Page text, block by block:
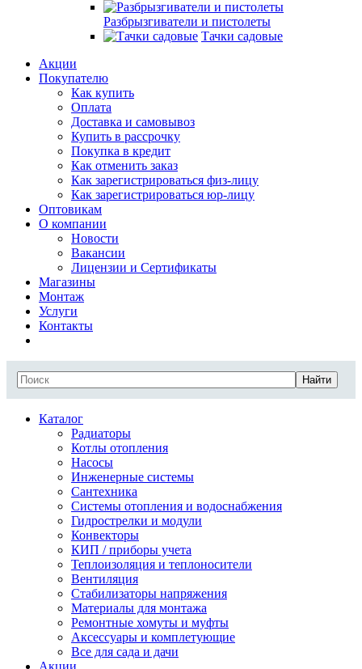
Разбрызгиватели и пистолеты
Тачки садовые
Акции
Покупателю
Как купить
Оплата
Доставка и самовывоз
Купить в рассрочку
Покупка в кредит
Как отменить заказ
Как зарегистрироваться физ-лицу
Как зарегистрироваться юр-лицу
Оптовикам
О компании
Новости
Вакансии
Лицензии и Сертификаты
Магазины
Монтаж
Услуги
Контакты
Найти
Каталог
Радиаторы
Котлы отопления
Насосы
Инженерные системы
Сантехника
Системы отопления и водоснабжения
Гидрострелки и модули
Конвекторы
КИП / приборы учета
Теплоизоляция и теплоносители
Вентиляция
Стабилизаторы напряжения
Материалы для монтажа
Ремонтные хомуты и муфты
Аксессуары и комплетующие
Все для сада и дачи
Акции